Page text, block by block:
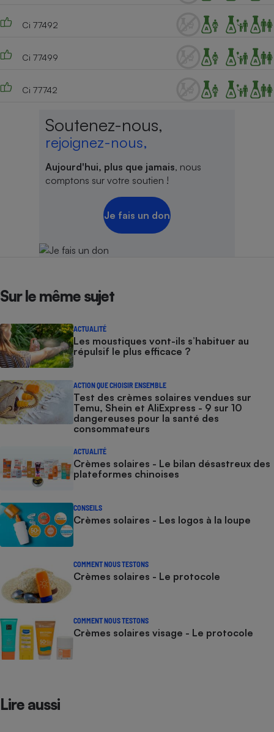
Ci 77492
Ci 77499
Ci 77742
Soutenez-nous,
rejoignez-nous,
Aujourd'hui, plus que jamais, nous
comptons sur votre soutien !
Je fais un don
Sur le même sujet
ACTUALITÉ
Les moustiques vont-ils s’habituer au
répulsif le plus efficace ?
ACTION QUE CHOISIR ENSEMBLE
Test des crèmes solaires vendues sur
Temu, Shein et AliExpress - 9 sur 10
dangereuses pour la santé des
consommateurs
ACTUALITÉ
Crèmes solaires - Le bilan désastreux des
plateformes chinoises
CONSEILS
Crèmes solaires - Les logos à la loupe
COMMENT NOUS TESTONS
Crèmes solaires - Le protocole
COMMENT NOUS TESTONS
Crèmes solaires visage - Le protocole
Lire aussi